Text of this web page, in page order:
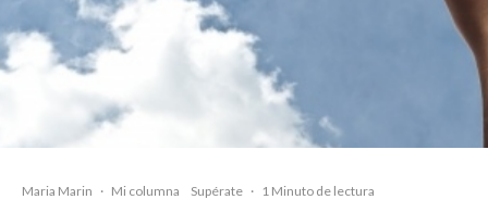
Maria Marin · Mi columna Supérate · 1 Minuto de lectura